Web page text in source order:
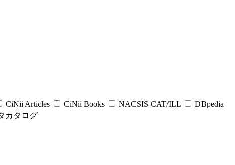
CiNii Articles CiNii Books NACSIS-CAT/ILL
DBpedia
カタログ